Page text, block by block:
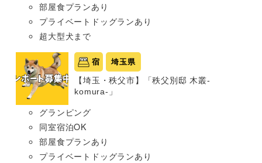
部屋食プランあり
プライベートドッグランあり
超大型犬まで
宿 埼玉県
【埼玉・秩父市】「秩父別邸 木叢-
komura-」
グランピング
同室宿泊OK
部屋食プランあり
プライベートドッグランあり